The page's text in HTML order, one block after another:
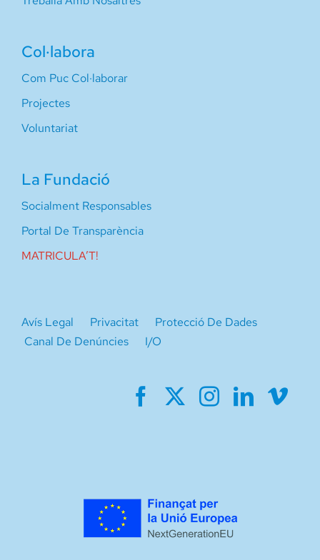
Col·labora
Com Puc Col·laborar
Projectes
Voluntariat
La Fundació
Socialment Responsables
Portal De Transparència
MATRICULA’T!
Avís Legal Privacitat
Protecció De Dades
Canal De Denúncies
I/O